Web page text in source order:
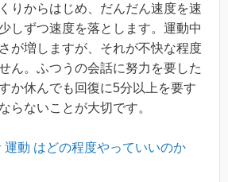
りからはじめ、だんだん速度を速
しずつ速度を落とします。運動中
が増しますが、それが不快な程度
ん。ふつうの会話に努力を要した
か休んでも回復に5分以上を要す
らないことが大切です。
運動 はどの程度やっていいのか